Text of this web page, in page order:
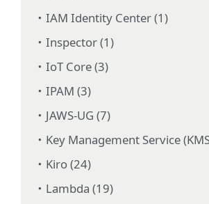
IAM Identity Center (1)
Inspector (1)
IoT Core (3)
IPAM (3)
JAWS-UG (7)
Key Management Service
Kiro (24)
Lambda (19)